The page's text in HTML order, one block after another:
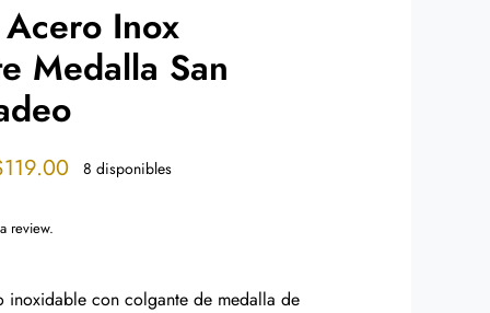
Inox
Medalla San
119.00Price
$119.00
8 disponibles
review.
inoxidable con colgante de medalla de